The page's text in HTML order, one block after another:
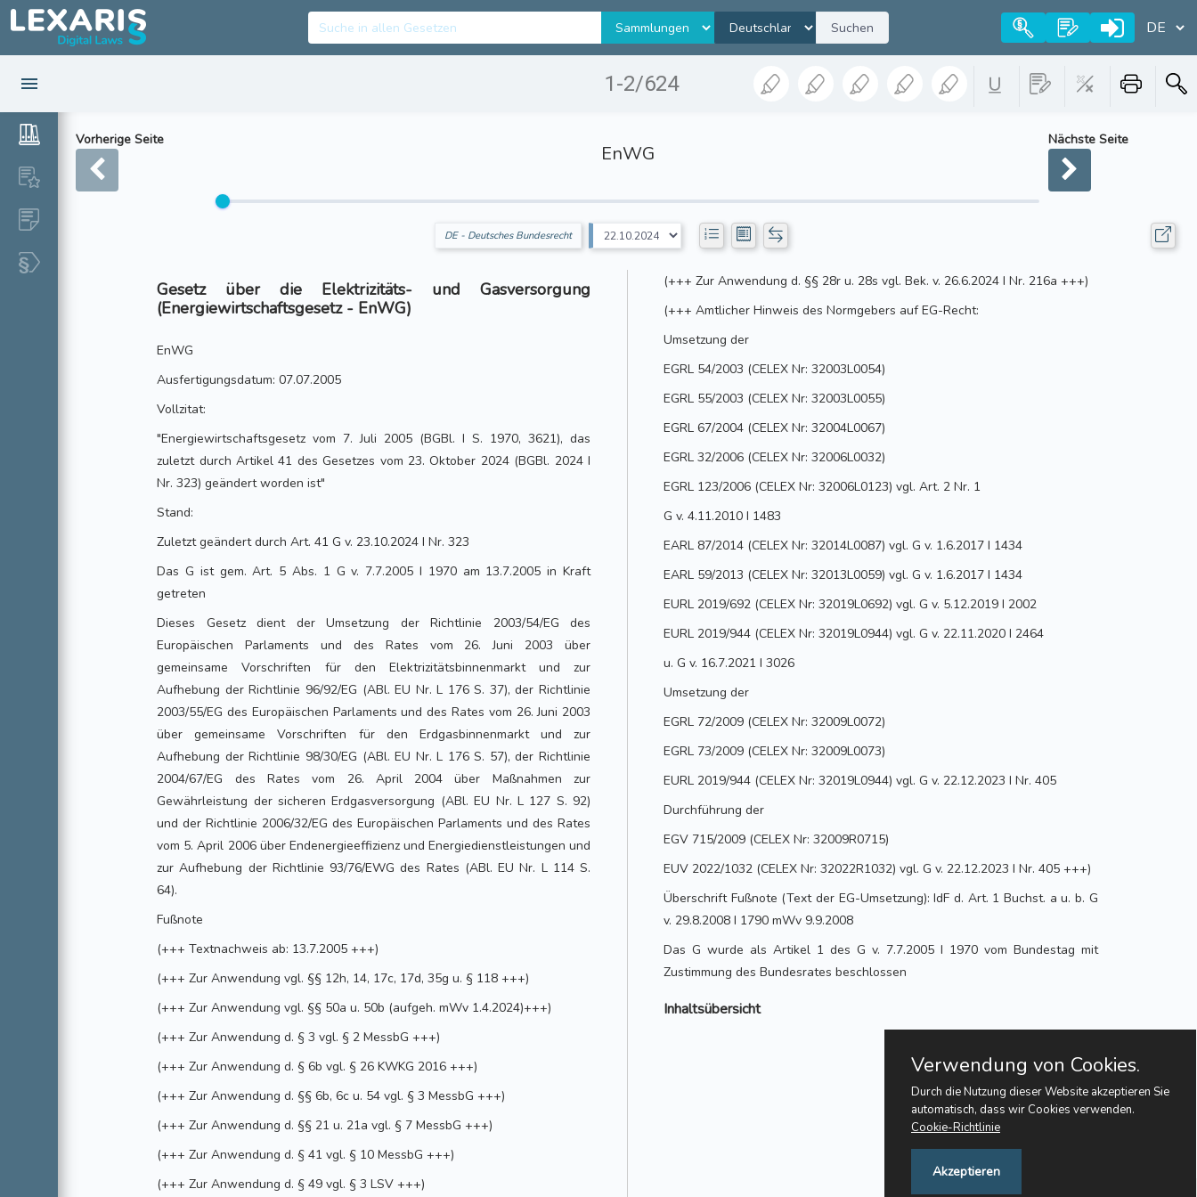
Suchen
1-2/624
Vorherige Seite
EnWG
Nächste Seite
DE - Deutsches Bundesrecht
Gesetz über die Elektrizitäts- und Gasversorgung
(Energiewirtschaftsgesetz - EnWG)
EnWG
Ausfertigungsdatum: 07.07.2005
Vollzitat:
"Energiewirtschaftsgesetz vom 7. Juli 2005 (BGBl. I S. 1970, 3621), das
zuletzt durch Artikel 41 des Gesetzes vom 23. Oktober 2024 (BGBl. 2024 I
Nr. 323) geändert worden ist"
Stand:
Zuletzt geändert durch Art. 41 G v. 23.10.2024 I Nr. 323
Das G ist gem. Art. 5 Abs. 1 G v. 7.7.2005 I 1970 am 13.7.2005 in Kraft
getreten
Dieses Gesetz dient der Umsetzung der Richtlinie 2003/54/EG des
Europäischen Parlaments und des Rates vom 26. Juni 2003 über
gemeinsame Vorschriften für den Elektrizitätsbinnenmarkt und zur
Aufhebung der Richtlinie 96/92/EG (ABl. EU Nr. L 176 S. 37), der Richtlinie
2003/55/EG des Europäischen Parlaments und des Rates vom 26. Juni 2003
über gemeinsame Vorschriften für den Erdgasbinnenmarkt und zur
Aufhebung der Richtlinie 98/30/EG (ABl. EU Nr. L 176 S. 57), der Richtlinie
2004/67/EG des Rates vom 26. April 2004 über Maßnahmen zur
Gewährleistung der sicheren Erdgasversorgung (ABl. EU Nr. L 127 S. 92)
und der Richtlinie 2006/32/EG des Europäischen Parlaments und des Rates
vom 5. April 2006 über Endenergieeffizienz und Energiedienstleistungen und
zur Aufhebung der Richtlinie 93/76/EWG des Rates (ABl. EU Nr. L 114 S.
64).
Fußnote
(+++ Textnachweis ab: 13.7.2005 +++)
(+++ Zur Anwendung vgl. §§ 12h, 14, 17c, 17d, 35g u. § 118 +++)
(+++ Zur Anwendung vgl. §§ 50a u. 50b (aufgeh. mWv 1.4.2024)+++)
(+++ Zur Anwendung d. § 3 vgl. § 2 MessbG +++)
(+++ Zur Anwendung d. § 6b vgl. § 26 KWKG 2016 +++)
(+++ Zur Anwendung d. §§ 6b, 6c u. 54 vgl. § 3 MessbG +++)
(+++ Zur Anwendung d. §§ 21 u. 21a vgl. § 7 MessbG +++)
(+++ Zur Anwendung d. § 41 vgl. § 10 MessbG +++)
(+++ Zur Anwendung d. § 49 vgl. § 3 LSV +++)
(+++ Zur Anwendung d. §§ 28r u. 28s vgl. Bek. v. 26.6.2024 I Nr. 216a +++)
(+++ Amtlicher Hinweis des Normgebers auf EG-Recht:
Umsetzung der
EGRL 54/2003 (CELEX Nr: 32003L0054)
EGRL 55/2003 (CELEX Nr: 32003L0055)
EGRL 67/2004 (CELEX Nr: 32004L0067)
EGRL 32/2006 (CELEX Nr: 32006L0032)
EGRL 123/2006 (CELEX Nr: 32006L0123) vgl. Art. 2 Nr. 1
G v. 4.11.2010 I 1483
EARL 87/2014 (CELEX Nr: 32014L0087) vgl. G v. 1.6.2017 I 1434
EARL 59/2013 (CELEX Nr: 32013L0059) vgl. G v. 1.6.2017 I 1434
EURL 2019/692 (CELEX Nr: 32019L0692) vgl. G v. 5.12.2019 I 2002
EURL 2019/944 (CELEX Nr: 32019L0944) vgl. G v. 22.11.2020 I 2464
u. G v. 16.7.2021 I 3026
Umsetzung der
EGRL 72/2009 (CELEX Nr: 32009L0072)
EGRL 73/2009 (CELEX Nr: 32009L0073)
EURL 2019/944 (CELEX Nr: 32019L0944) vgl. G v. 22.12.2023 I Nr. 405
Durchführung der
EGV 715/2009 (CELEX Nr: 32009R0715)
EUV 2022/1032 (CELEX Nr: 32022R1032) vgl. G v. 22.12.2023 I Nr. 405 +++)
Überschrift Fußnote (Text der EG-Umsetzung): IdF d. Art. 1 Buchst. a u. b. G
v. 29.8.2008 I 1790 mWv 9.9.2008
Das G wurde als Artikel 1 des G v. 7.7.2005 I 1970 vom Bundestag mit
Zustimmung des Bundesrates beschlossen
Inhaltsübersicht
Verwendung von Cookies.
Durch die Nutzung dieser Website akzeptieren Sie
automatisch, dass wir Cookies verwenden.
Cookie-Richtlinie
Akzeptieren